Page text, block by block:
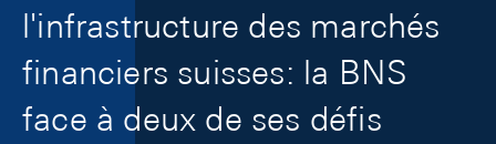
l'infrastructure des marchés
financiers suisses: la BNS
face à deux de ses défis